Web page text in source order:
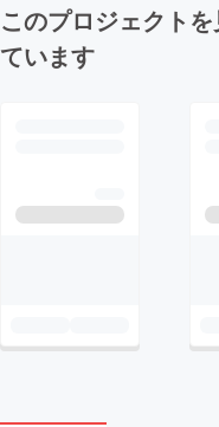
このプロジェクト
ています